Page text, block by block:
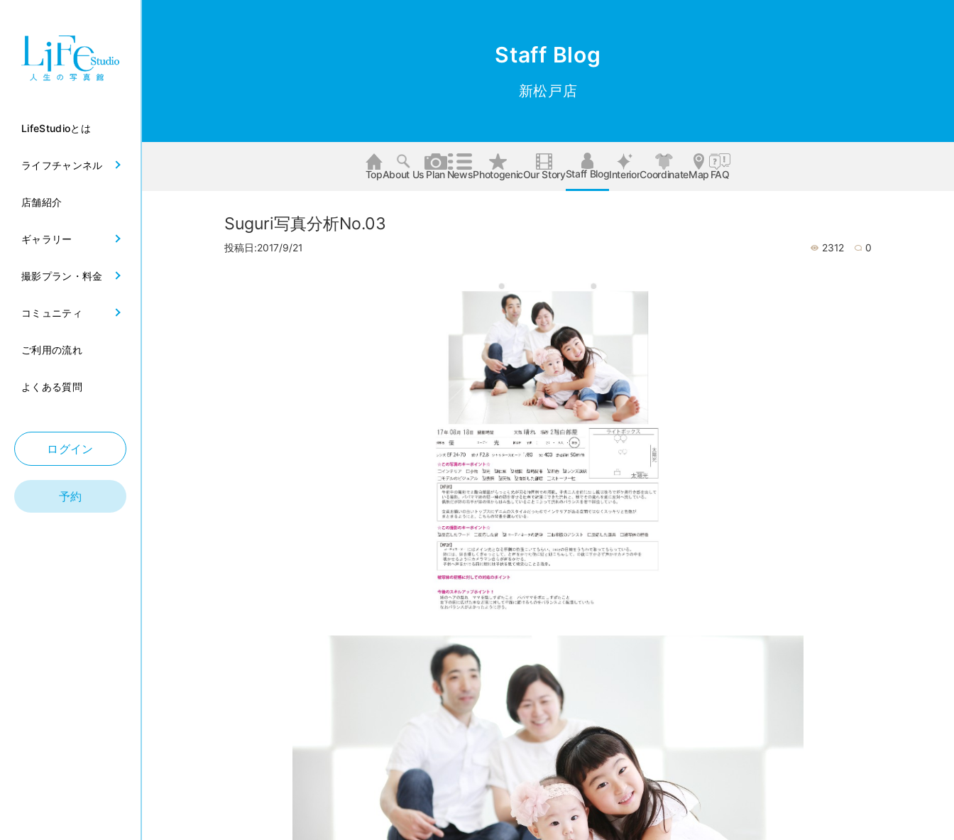
LifeStudioとは
ライフチャンネル
店舗紹介
ギャラリー
撮影プラン・料金
コミュニティ
ご利用の流れ
よくある質問
ログイン
予約
Staff Blog
新松戸店
TopAbout Us Plan NewsPhotogenicOur StoryStaff BlogInteriorCoordinateMap FAQ
Suguri写真分析No.03
投稿日:2017/9/21 2312 0